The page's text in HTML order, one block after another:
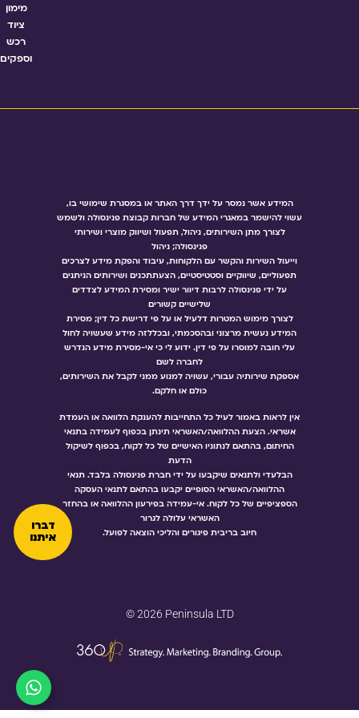
מימון
ציוד
רכש
וספקים
המידע אשר נמסר על ידך דרך האתר או במסגרת שימושי בו,
עשוי להישמר במאגרי המידע של חברות קבוצת פנינסולה ולשמש
לצורך מתן השירותים, ניהול, תפעול ושיווק מוצרי ושירותי
פנינסולה; ניהול
וייעול השירות והקשר עם הלקוחות, עיבוד והפקת מידע לצרכים
תפעוליים, שיווקיים וסטטיסטיים, הצעתתכנים ושירותים הניתנים
על ידי פנינסולה לרבות דיוור ישיר ומסירת המידע לצדדים
שלישיים קשורים
לצורך מימוש המטרות דלעיל או על פי דרישת כל דין; מסירת
המידע נעשית מרצוני ובהסכמתי, ובכללזה מידע שעשויה לחול
עלי חובה למוסרו על פי דין. ידוע לי כי אי-מסירת מידע הנדרש
לחברה לשם
אספקת שירותיה עבורי, עשויה למנוע ממני לקבל את השירותים,
כולם או חלקם.
אין לראות באמור לעיל כל התחייבות להענקת הלוואה או העמדת
אשראי. הצעת ההלוואה/האשראי תינתן בכפוף לעמידה בתנאי
החיתום, בהתאם לנתוניו האישיים של כל לקוח, בכפוף לשיקול
הדעת
הבלעדי ולתנאים שיקבעו על ידי חברת פנינסולה בלבד. תנאי
ההלוואה/האשראי הסופיים יקבעו בהתאם לתנאי העסקה
הספציפיים של כל לקוח. אי-עמידה בפירעון ההלוואה או בהחזר
האשראי עלולה לגרור
חיוב בריבית פיגורים והליכי הוצאה לפועל.
© 2026 Peninsula LTD
דברו
איתנו